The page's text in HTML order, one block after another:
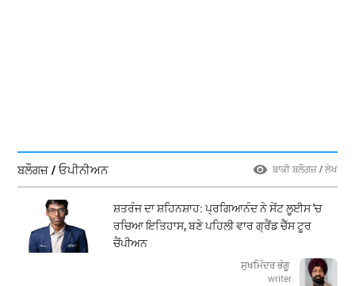
ਬਲੌਗਜ਼ / ਓਪੀਨੀਅਨ ਬਾਕੀ ਬਲੌਗਜ਼ / ਲੇਖ
ਸ਼ਤਰੰਜ ਦਾ ਸ਼ਹਿਨਸ਼ਾਹ: ਪ੍ਰਗਿਆਨੰਦ ਨੇ ਸੇਂਟ ਲੂਈਸ 'ਚ
ਰਚਿਆ ਇਤਿਹਾਸ, ਬਣੇ ਪਹਿਲੀ ਵਾਰ ਗ੍ਰੈਂਡ ਚੈੱਸ ਟੂਰ
ਚੈਂਪੀਅਨ
ਸੁਖਮਿੰਦਰ ਭੰਗੂ
writer